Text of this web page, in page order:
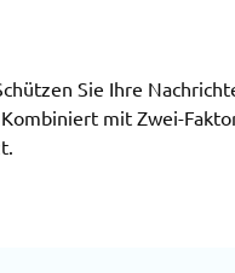
Sie Ihre
mit Zwei-